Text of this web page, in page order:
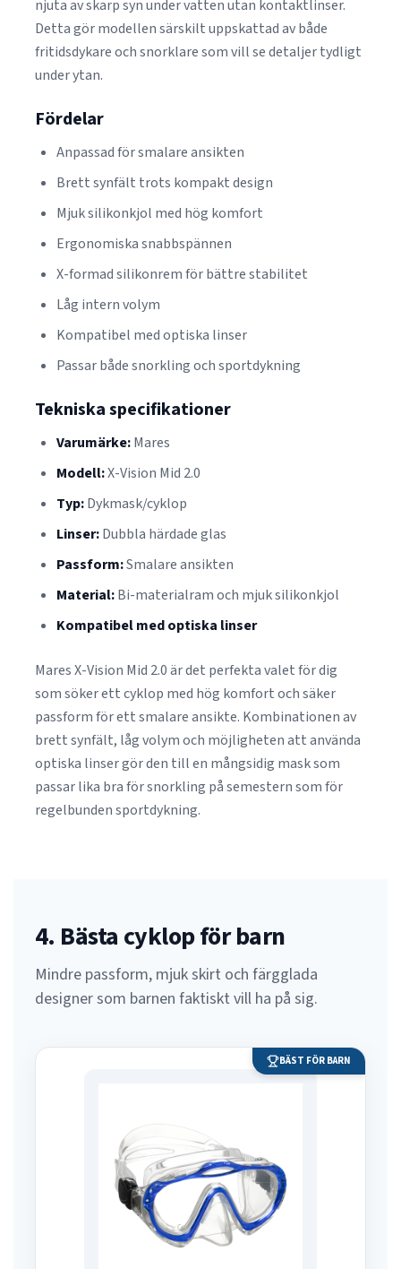
njuta av skarp syn under vatten utan kontaktlinser.
Detta gör modellen särskilt uppskattad av både
fritidsdykare och snorklare som vill se detaljer tydligt
under ytan.
Fördelar
Anpassad för smalare ansikten
Brett synfält trots kompakt design
Mjuk silikonkjol med hög komfort
Ergonomiska snabbspännen
X-formad silikonrem för bättre stabilitet
Låg intern volym
Kompatibel med optiska linser
Passar både snorkling och sportdykning
Tekniska specifikationer
Varumärke:Mares
Modell:X-Vision Mid 2.0
Typ:Dykmask/cyklop
Linser:Dubbla härdade glas
Passform:Smalare ansikten
Material:Bi-materialram och mjuk silikonkjol
Kompatibel med optiska linser
Mares X-Vision Mid 2.0 är det perfekta valet för dig
som söker ett cyklop med hög komfort och säker
passform för ett smalare ansikte. Kombinationen av
brett synfält, låg volym och möjligheten att använda
optiska linser gör den till en mångsidig mask som
passar lika bra för snorkling på semestern som för
regelbunden sportdykning.
4. Bästa cyklop för barn
Mindre passform, mjuk skirt och färgglada
designer som barnen faktiskt vill ha på sig.
BÄST FÖR BARN